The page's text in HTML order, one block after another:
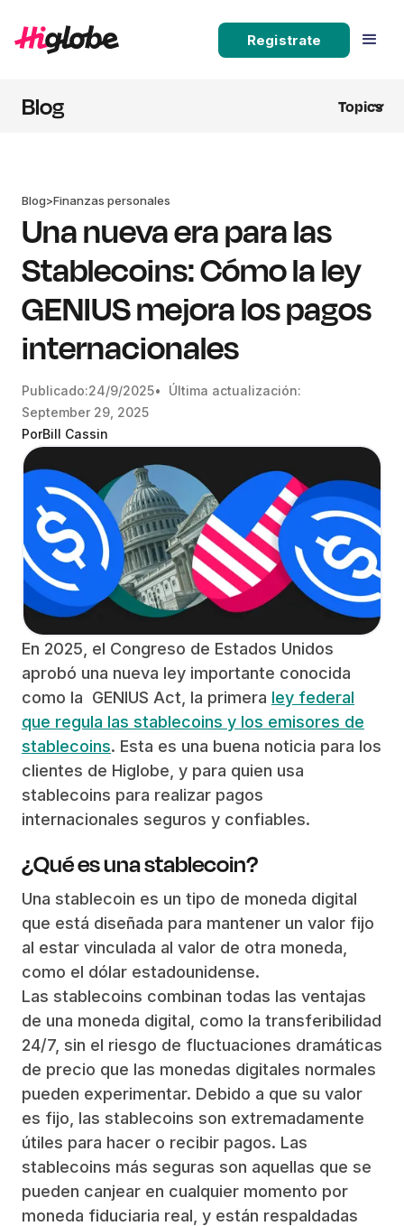
Registrate
Blog Topics
Blog>Finanzas personales
Una nueva era para las
Stablecoins: Cómo la ley
GENIUS mejora los pagos
internacionales
Publicado:24/9/2025• Última actualización:
September 29, 2025
PorBill Cassin
En 2025, el Congreso de Estados Unidos
aprobó una nueva ley importante conocida
como la GENIUS Act, la primera ley federal
que regula las stablecoins y los emisores de
stablecoins. Esta es una buena noticia para los
clientes de Higlobe, y para quien usa
stablecoins para realizar pagos
internacionales seguros y confiables.
¿Qué es una stablecoin?
Una stablecoin es un tipo de moneda digital
que está diseñada para mantener un valor fijo
al estar vinculada al valor de otra moneda,
como el dólar estadounidense.
Las stablecoins combinan todas las ventajas
de una moneda digital, como la transferibilidad
24/7, sin el riesgo de fluctuaciones dramáticas
de precio que las monedas digitales normales
pueden experimentar. Debido a que su valor
es fijo, las stablecoins son extremadamente
útiles para hacer o recibir pagos. Las
stablecoins más seguras son aquellas que se
pueden canjear en cualquier momento por
moneda fiduciaria real, y están respaldadas